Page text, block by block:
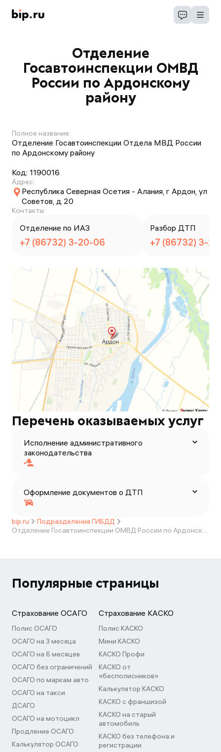
Отделение
Госавтоинспекции ОМВД
России по Ардонскому
району
Полное название:
Отделение Госавтоинспекции Отдела МВД России
по Ардонскому району
Код: 1190016
Адрес:
Республика Северная Осетия - Алания, г Ардон, ул
Советов, д 20
Контакты:
Отделение по ИАЗ
+7 (86732) 3-20-06
Разбор ДТП
+7 (86732) 3-
Перечень оказываемых услуг
Исполнение административного
законодательства
Оформление документов о ДТП
bip.ru
Подразделения ГИБДД
Отделение Госавтоинспекции ОМВД России по Ардонскому району
Популярные страницы
Страхование ОСАГО
Полис ОСАГО
ОСАГО на 3 месяца
ОСАГО на 6 месяцев
ОСАГО без ограничений
ОСАГО по маркам авто
ОСАГО на такси
ДСАГО
ОСАГО на мотоцикл
Продление ОСАГО
Калькулятор ОСАГО
Страхование КАСКО
Полис КАСКО
Мини КАСКО
КАСКО Профи
КАСКО от
«бесполисников»
Калькулятор КАСКО
КАСКО с франшизой
КАСКО на старый
автомобиль
КАСКО без телефона и
регистрации